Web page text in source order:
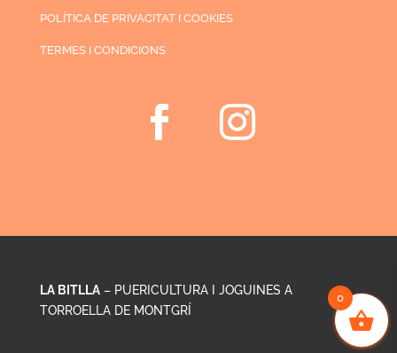
POLÍTICA DE PRIVACITAT I COOKIES
TERMES I CONDICIONS
LA BITLLA– PUERICULTURA I JOGUINES A
TORROELLA DE MONTGRÍ
0